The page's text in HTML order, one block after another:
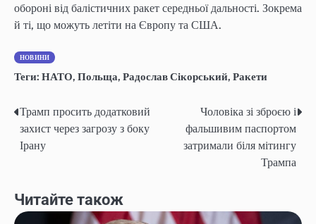
обороні від балістичних ракет середньої дальності. Зокрема
й ті, що можуть летіти на Європу та США.
НОВИНИ
Теги: НАТО, Польща, Радослав Сікорський, Ракети
Навігація
записів
Трамп просить додатковий
захист через загрозу з боку
Ірану
Чоловіка зі зброєю і
фальшивим паспортом
затримали біля мітингу
Трампа
Читайте також